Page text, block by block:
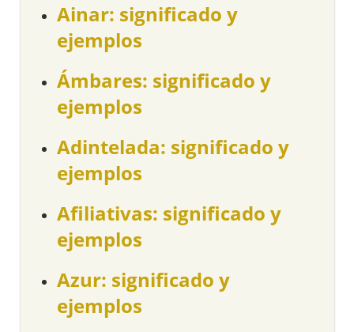
Ainar: significado y
ejemplos
Ámbares: significado y
ejemplos
Adintelada: significado y
ejemplos
Afiliativas: significado y
ejemplos
Azur: significado y
ejemplos